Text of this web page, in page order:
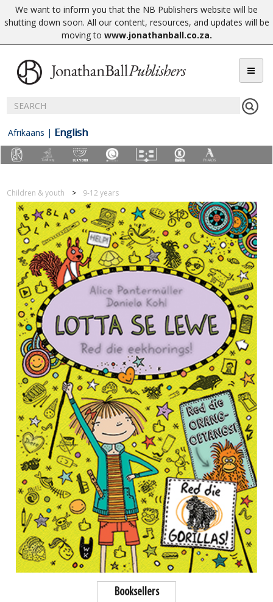
We want to inform you that the NB Publishers website will be
shutting down soon. All our content, resources, and updates will be
moving to www.jonathanball.co.za.
Afrikaans | English
Children & youth 9-12 years
Booksellers